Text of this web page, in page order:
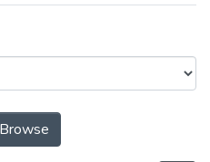
२००३ by Title